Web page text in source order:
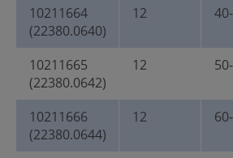
10211664
(22380.0640)
12
10211665
(22380.0642)
12
10211666
(22380.0644)
12